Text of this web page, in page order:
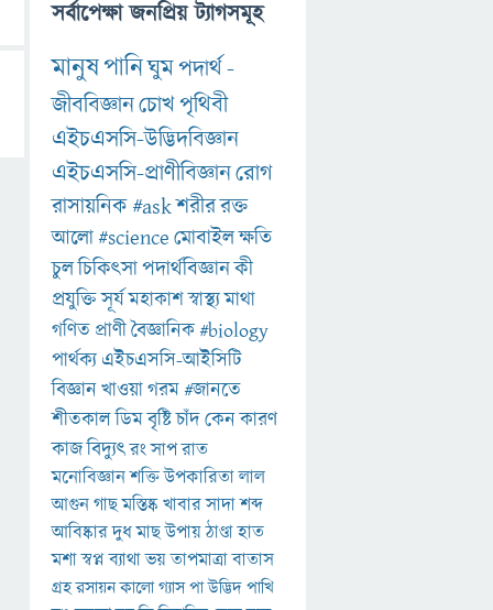
সর্বাপেক্ষা জনপ্রিয় ট্যাগসমূহ
মানুষপানিঘুমপদার্থ-
জীববিজ্ঞানচোখপৃথিবী
এইচএসসি-উদ্ভিদবিজ্ঞান
এইচএসসি-প্রাণীবিজ্ঞানরোগ
রাসায়নিক#askশরীররক্ত
আলো#scienceমোবাইলক্ষতি
চুলচিকিৎসাপদার্থবিজ্ঞানকী
প্রযুক্তিসূর্যমহাকাশস্বাস্থ্যমাথা
গণিত প্রাণীবৈজ্ঞানিক#biology
পার্থক্য এইচএসসি-আইসিটি
বিজ্ঞানখাওয়াগরম#জানতে
শীতকালডিমবৃষ্টিচাঁদকেনকারণ
কাজবিদ্যুৎরংসাপরাত
মনোবিজ্ঞানশক্তিউপকারিতালাল
আগুনগাছমস্তিষ্কখাবারসাদাশব্দ
আবিষ্কারদুধমাছউপায়ঠাণ্ডাহাত
মশাস্বপ্নব্যাথাভয়তাপমাত্রাবাতাস
গ্রহরসায়নকালোগ্যাসপাউদ্ভিদপাখি